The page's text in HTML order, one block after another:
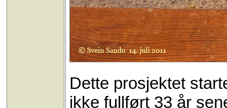
Dette prosjektet
ikke fullført 33 år